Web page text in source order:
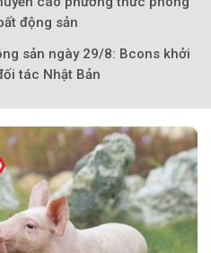
động sản
sản ngày 29/8: Bcons khởi
tác Nhật Bản